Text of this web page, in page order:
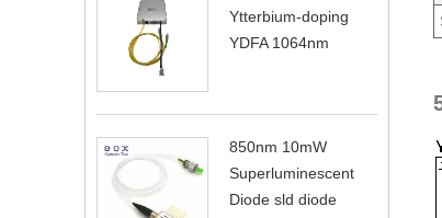
Ytterbium-doping
YDFA 1064nm
850nm 10mW
Superluminescent
Diode sld diode